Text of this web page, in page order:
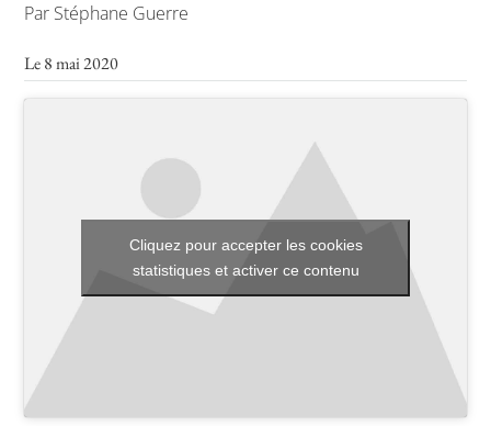
Lettre d’information de l’APHG
Toutes les actualités
Les rendez-vous de l’APHG
Par Stéphane Guerre
Le 8 mai 2020
Cliquez pour accepter les cookies
statistiques et activer ce contenu